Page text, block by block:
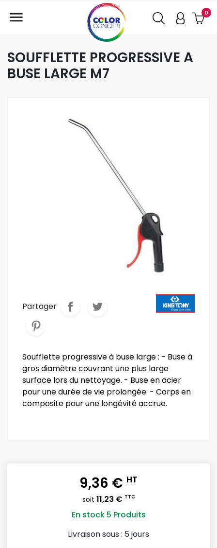
0

SOUFFLETTE PROGRESSIVE A
BUSE LARGE M7
Partager
Soufflette progressive à buse large : - Buse à
gros diamètre couvrant une plus large
surface lors du nettoyage. - Buse en acier
pour une durée de vie prolongée. - Corps en
composite pour une longévité accrue.
9,36 € HT
soit 11,23 € TTC
En stock 5 Produits
Livraison sous : 5 jours